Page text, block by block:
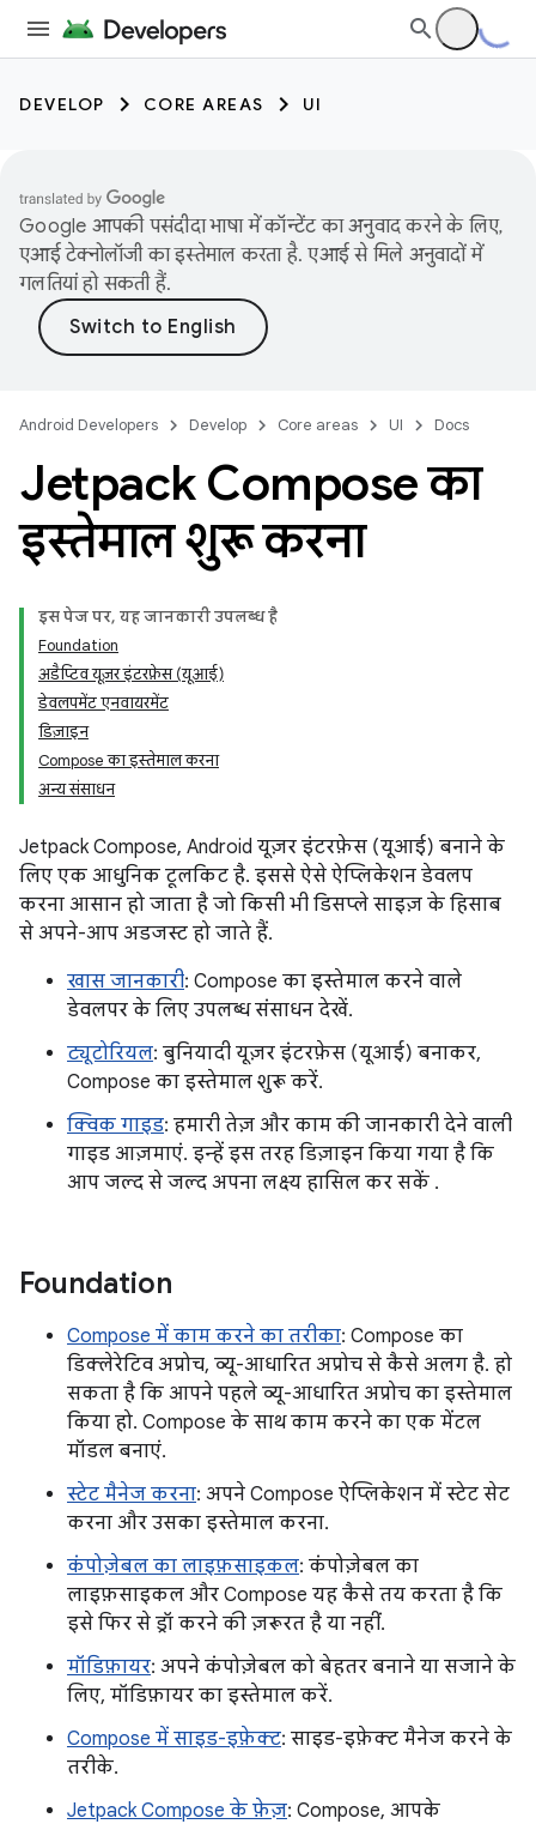
DEVELOP CORE AREAS UI
Google आपकी पसंदीदा भाषा में कॉन्टेंट का अनुवाद करने के लिए,
एआई टेक्नोलॉजी का इस्तेमाल करता है. एआई से मिले अनुवादों में
गलतियां हो सकती हैं.
Android Developers Develop Core areas UI Docs
Jetpack Compose का
इस्तेमाल शुरू करना
इस पेज पर, यह जानकारी उपलब्ध है
Foundation
अडैप्टिव यूज़र इंटरफ़ेस (यूआई)
डेवलपमेंट एनवायरमेंट
डिज़ाइन
Compose का इस्तेमाल करना
अन्य संसाधन
Jetpack Compose, Android यूज़र इंटरफ़ेस (यूआई) बनाने के
लिए एक आधुनिक टूलकिट है. इससे ऐसे ऐप्लिकेशन डेवलप
करना आसान हो जाता है जो किसी भी डिसप्ले साइज़ के हिसाब
से अपने-आप अडजस्ट हो जाते हैं.
खास जानकारी: Compose का इस्तेमाल करने वाले
डेवलपर के लिए उपलब्ध संसाधन देखें.
ट्यूटोरियल: बुनियादी यूज़र इंटरफ़ेस (यूआई) बनाकर,
Compose का इस्तेमाल शुरू करें.
क्विक गाइड: हमारी तेज़ और काम की जानकारी देने वाली
गाइड आज़माएं. इन्हें इस तरह डिज़ाइन किया गया है कि
आप जल्द से जल्द अपना लक्ष्य हासिल कर सकें .
Foundation
Compose में काम करने का तरीका: Compose का
डिक्लेरेटिव अप्रोच, व्यू-आधारित अप्रोच से कैसे अलग है. हो
सकता है कि आपने पहले व्यू-आधारित अप्रोच का इस्तेमाल
किया हो. Compose के साथ काम करने का एक मेंटल
मॉडल बनाएं.
स्टेट मैनेज करना: अपने Compose ऐप्लिकेशन में स्टेट सेट
करना और उसका इस्तेमाल करना.
कंपोज़ेबल का लाइफ़साइकल: कंपोज़ेबल का
लाइफ़साइकल और Compose यह कैसे तय करता है कि
इसे फिर से ड्रॉ करने की ज़रूरत है या नहीं.
मॉडिफ़ायर: अपने कंपोज़ेबल को बेहतर बनाने या सजाने के
लिए, मॉडिफ़ायर का इस्तेमाल करें.
Compose में साइड-इफ़ेक्ट: साइड-इफ़ेक्ट मैनेज करने के
तरीके.
Jetpack Compose के फ़ेज़: Compose, आपके